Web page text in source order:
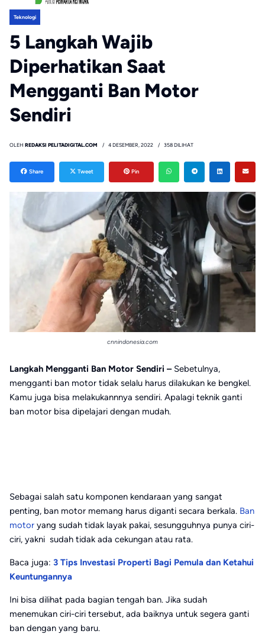
Teknologi
5 Langkah Wajib
Diperhatikan Saat
Mengganti Ban Motor
Sendiri
OLEH REDAKSI PELITADIGITAL.COM 4 DESEMBER, 2022 358 DILIHAT
Share Tweet Pin
cnnindonesia.com
Langkah Mengganti Ban Motor Sendiri – Sebetulnya,
mengganti ban motor tidak selalu harus dilakukan ke bengkel.
Kamu juga bisa melakukannnya sendiri. Apalagi teknik ganti
ban motor bisa dipelajari dengan mudah.
Sebagai salah satu komponen kendaraan yang sangat
penting, ban motor memang harus diganti secara berkala. Ban
motor yang sudah tidak layak pakai, sesungguhnya punya ciri-
ciri, yakni sudah tidak ada cekungan atau rata.
Baca juga: 3 Tips Investasi Properti Bagi Pemula dan Ketahui
Keuntungannya
Ini bisa dilihat pada bagian tengah ban. Jika sudah
menemukan ciri-ciri tersebut, ada baiknya untuk segera ganti
ban dengan yang baru.